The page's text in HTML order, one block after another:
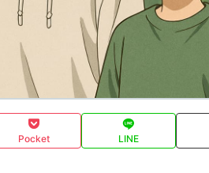
Pocket LINE